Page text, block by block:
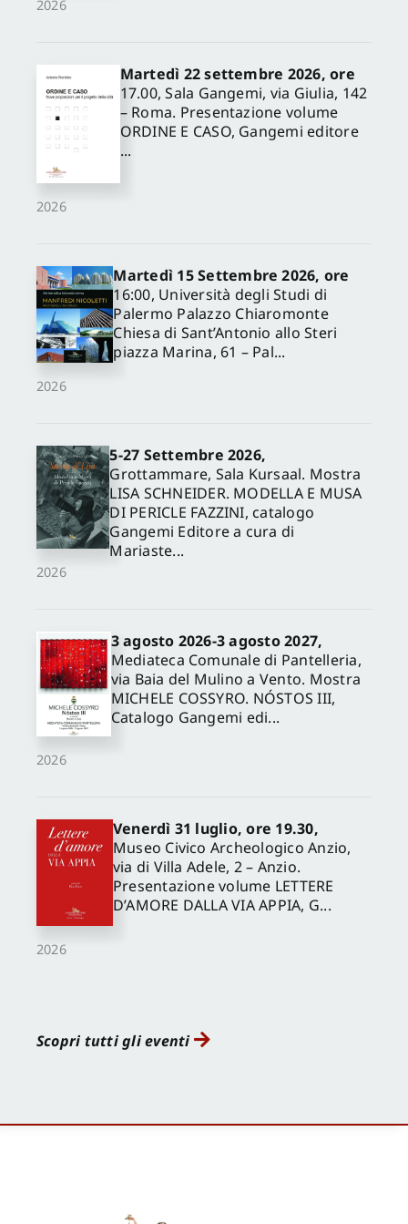
2026
2026
Martedì 22 settembre 2026, ore
17.00, Sala Gangemi, via Giulia, 142
– Roma. Presentazione volume
ORDINE E CASO, Gangemi editore
...
2026
Martedì 15 Settembre 2026, ore
16:00, Università degli Studi di
Palermo Palazzo Chiaromonte
Chiesa di Sant’Antonio allo Steri
piazza Marina, 61 – Pal...
2026
5-27 Settembre 2026,
Grottammare, Sala Kursaal. Mostra
LISA SCHNEIDER. MODELLA E MUSA
DI PERICLE FAZZINI, catalogo
Gangemi Editore a cura di
Mariaste...
2026
3 agosto 2026-3 agosto 2027,
Mediateca Comunale di Pantelleria,
via Baia del Mulino a Vento. Mostra
MICHELE COSSYRO. NÓSTOS III,
Catalogo Gangemi edi...
2026
Venerdì 31 luglio, ore 19.30,
Museo Civico Archeologico Anzio,
via di Villa Adele, 2 – Anzio.
Presentazione volume LETTERE
D’AMORE DALLA VIA APPIA, G...
Scopri tutti gli eventi